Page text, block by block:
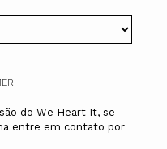
do We Heart It, se
entre em contato por